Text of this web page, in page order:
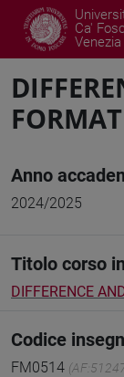
Ca'
Venezia
Anno
2024/2025
Titolo corso
DIFFERENCE
Codice
FM0514